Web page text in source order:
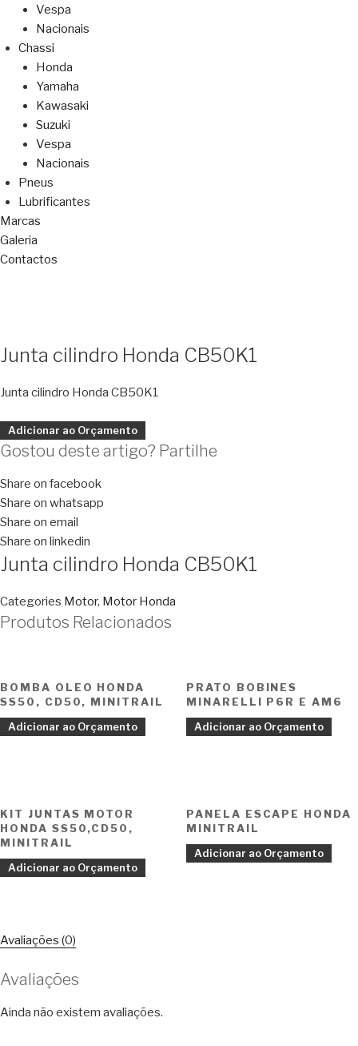
Vespa
Nacionais
Chassi
Honda
Yamaha
Kawasaki
Suzuki
Vespa
Nacionais
Pneus
Lubrificantes
Marcas
Galeria
Contactos
Junta cilindro Honda CB50K1
Junta cilindro Honda CB50K1
Adicionar ao Orçamento
Gostou deste artigo? Partilhe
Share on facebook
Share on whatsapp
Share on email
Share on linkedin
Junta cilindro Honda CB50K1
Categories Motor, Motor Honda
Produtos Relacionados
BOMBA OLEO HONDA
SS50, CD50, MINITRAIL
Adicionar ao Orçamento
PRATO BOBINES
MINARELLI P6R E AM6
Adicionar ao Orçamento
KIT JUNTAS MOTOR
HONDA SS50,CD50,
MINITRAIL
Adicionar ao Orçamento
PANELA ESCAPE HONDA
MINITRAIL
Adicionar ao Orçamento
Avaliações (0)
Avaliações
Ainda não existem avaliações.